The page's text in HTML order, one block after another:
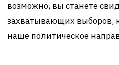
возможно, вы станете
захватывающих выборов,
наше политическое